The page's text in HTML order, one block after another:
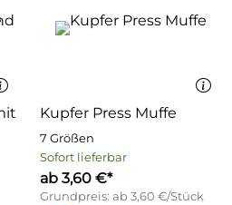
Kupfer Press Muffe
7 Größen
Sofort lieferbar
ab 3,60 €*
Grundpreis: ab 3,60 €/Stück